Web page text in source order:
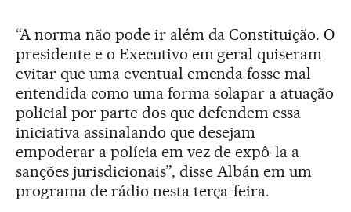
“A norma não pode ir além da Constituição. O
presidente e o Executivo em geral quiseram
evitar que uma eventual emenda fosse mal
entendida como uma forma solapar a atuação
policial por parte dos que defendem essa
iniciativa assinalando que desejam
empoderar a polícia em vez de expô-la a
sanções jurisdicionais”, disse Albán em um
programa de rádio nesta terça-feira.